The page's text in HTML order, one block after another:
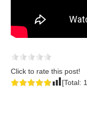
Click to rate this post!
[Total: 1